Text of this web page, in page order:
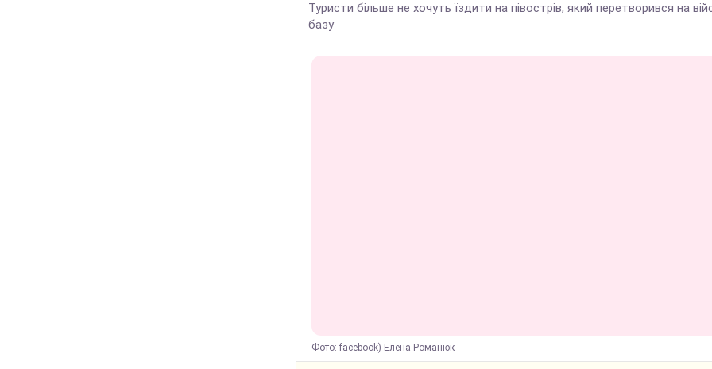
Туристи більше не хочуть їздити на півострів, який перетворився на
базу
Фото: facebook) Елена Романюк